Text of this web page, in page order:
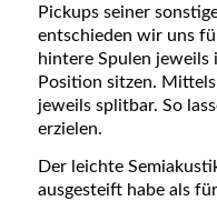
Pickups seiner
entschieden wir uns
hintere Spulen jeweils
Position sitzen.
jeweils splitbar. So
erzielen.
Der leichte
ausgesteift habe als